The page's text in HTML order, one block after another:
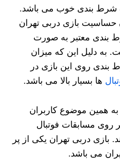
شرط بندی خوب می باشد.
حساسیت بازی دربی تهران
بندی معتبر به صورت
به دلیل این که میزان
بندی روی این بازی در
ها بسیار بالا می باشد.
همین موضوع کاربران
روی مسابقات فوتبال
بازی دربی تهران یکی از پر
می باشد.